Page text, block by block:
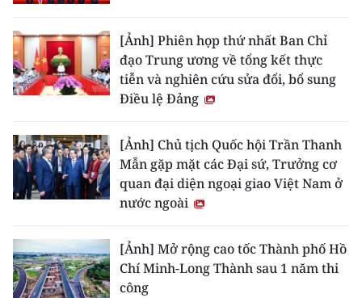
[Ảnh] Phiên họp thứ nhất Ban Chỉ
đạo Trung ương về tổng kết thực
tiễn và nghiên cứu sửa đổi, bổ sung
Điều lệ Đảng
[Ảnh] Chủ tịch Quốc hội Trần Thanh
Mẫn gặp mặt các Đại sứ, Trưởng cơ
quan đại diện ngoại giao Việt Nam ở
nước ngoài
[Ảnh] Mở rộng cao tốc Thành phố Hồ
Chí Minh-Long Thành sau 1 năm thi
công